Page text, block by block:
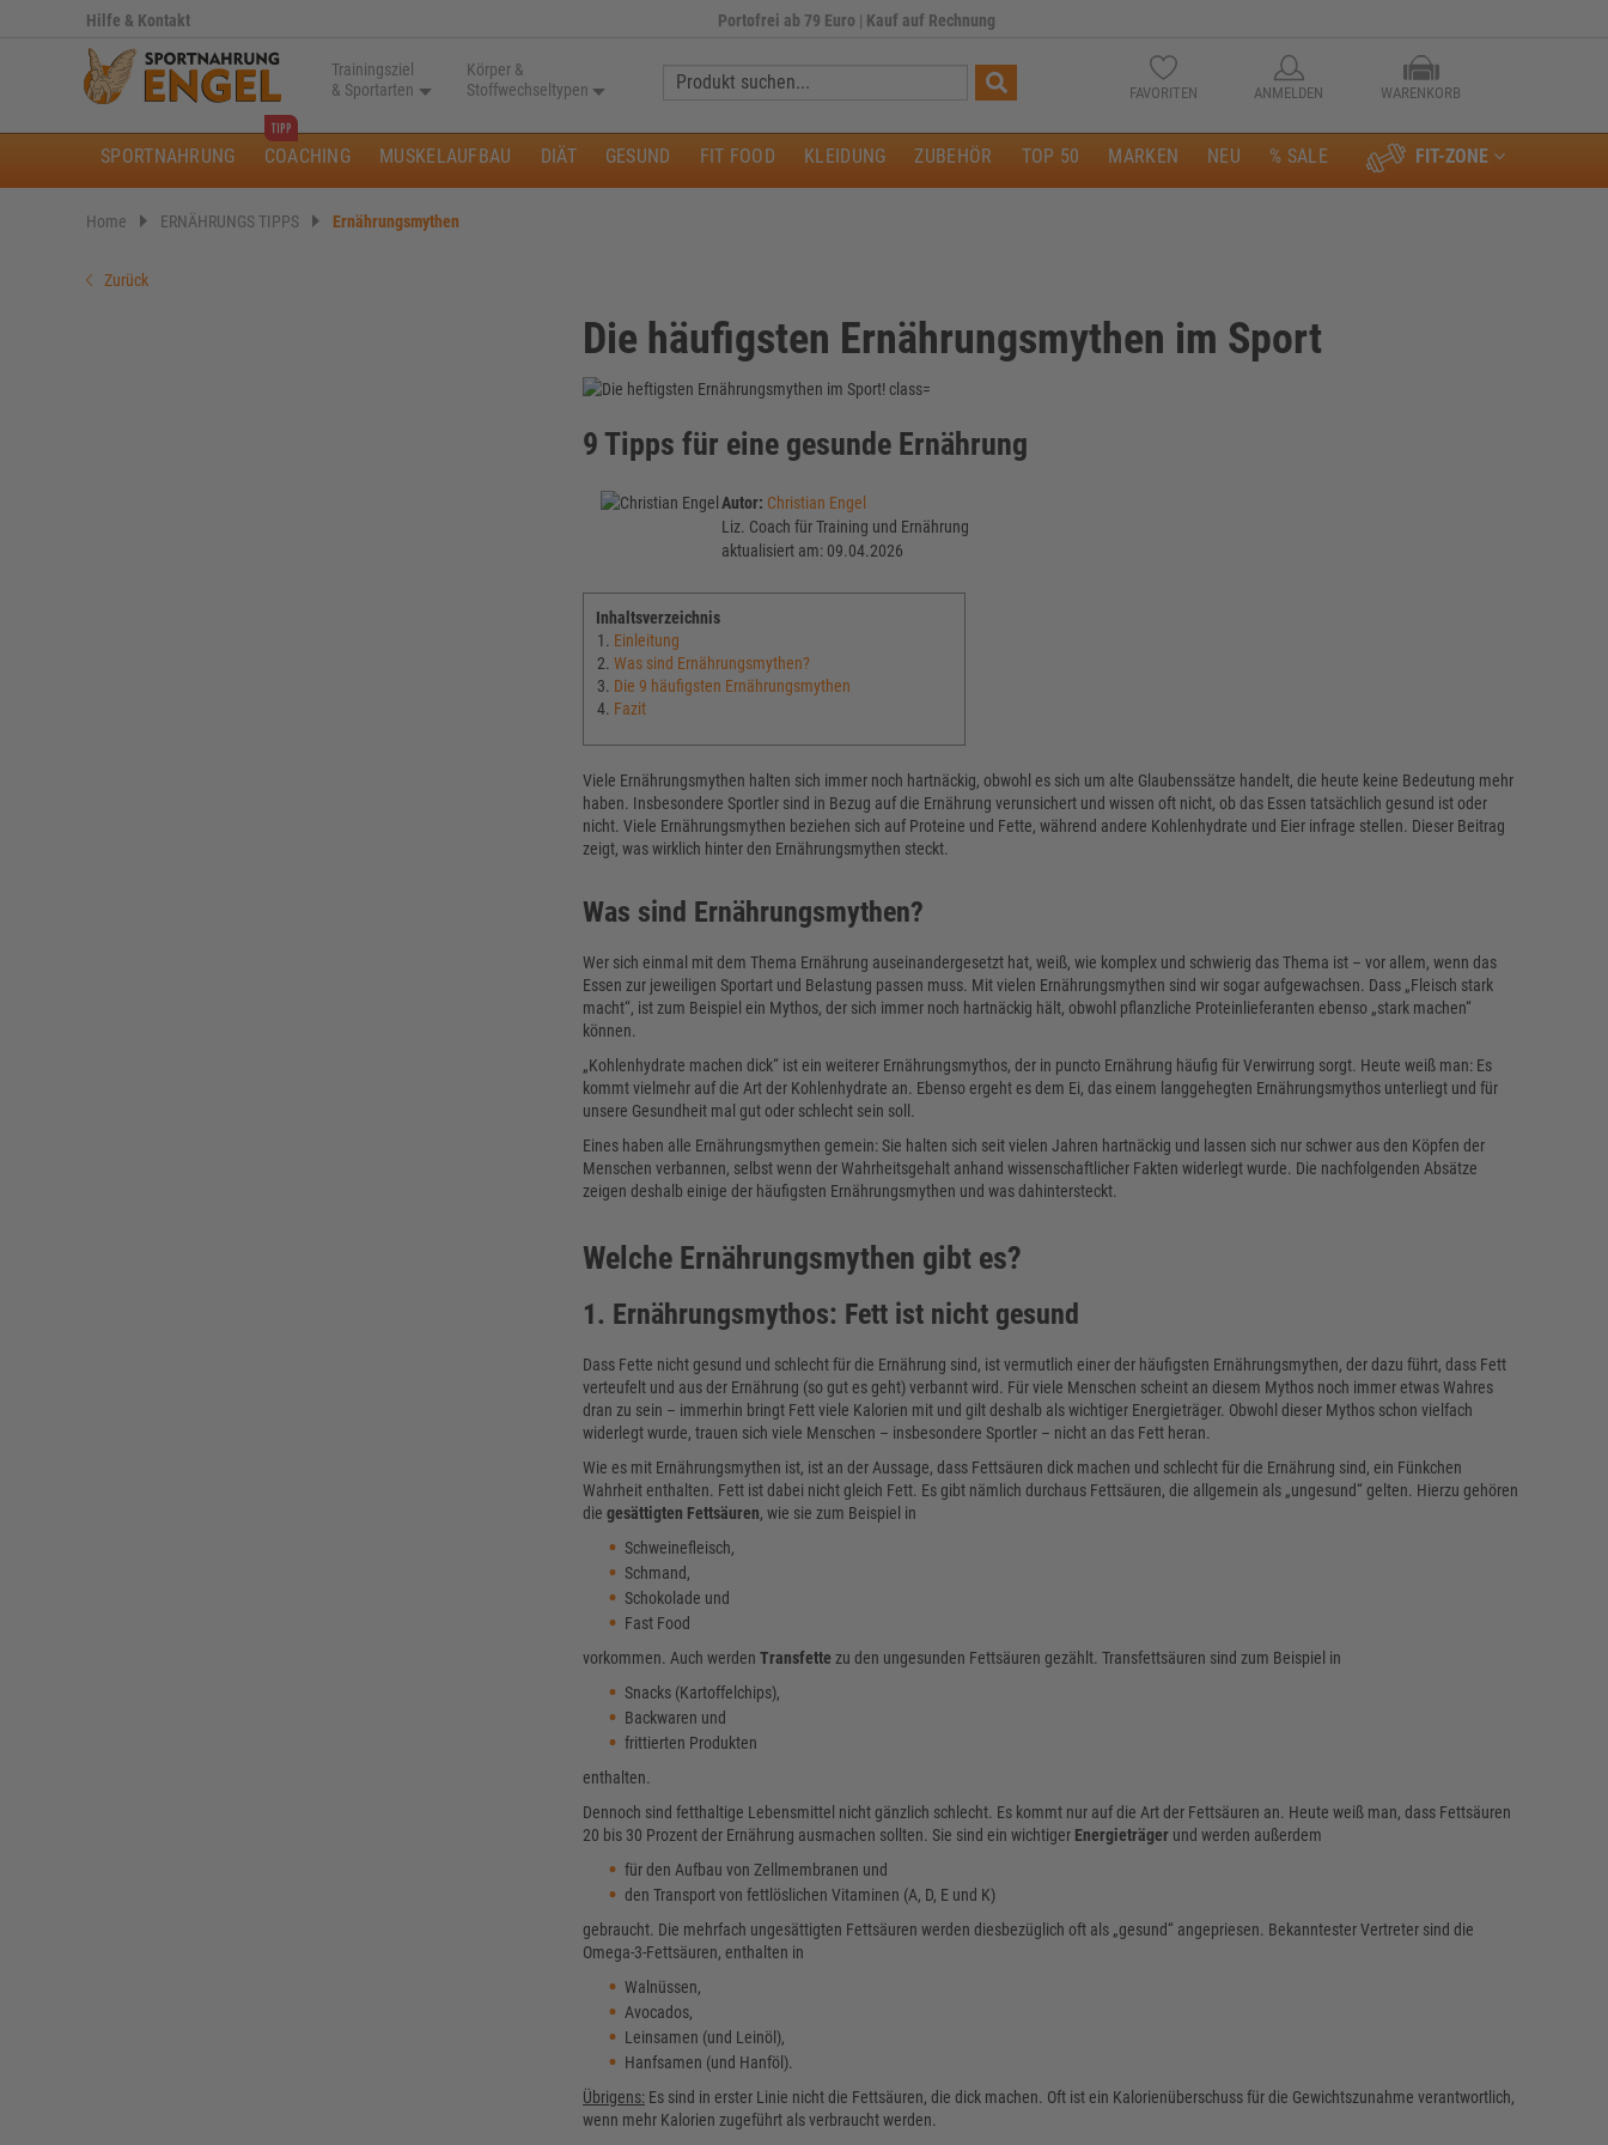
Hilfe & Kontakt Portofrei ab 79 Euro | Kauf auf Rechnung
Trainingsziel
& Sportarten
Körper &
Stoffwechseltypen
Suche:
FAVORITEN ANMELDEN WARENKORB
FIT-ZONE
SPORTNAHRUNG COACHING MUSKELAUFBAU DIÄT GESUND FIT FOOD KLEIDUNG ZUBEHÖR TOP 50 MARKEN NEU % SALE
Home ERNÄHRUNGS TIPPS Ernährungsmythen
Zurück
Die häufigsten Ernährungsmythen im Sport
9 Tipps für eine gesunde Ernährung
Autor: Christian Engel
Liz. Coach für Training und Ernährung
aktualisiert am: 09.04.2026
Inhaltsverzeichnis
Einleitung
Was sind Ernährungsmythen?
Die 9 häufigsten Ernährungsmythen
Fazit
Viele Ernährungsmythen halten sich immer noch hartnäckig, obwohl es sich um alte Glaubenssätze handelt, die heute keine Bedeutung mehr
haben. Insbesondere Sportler sind in Bezug auf die Ernährung verunsichert und wissen oft nicht, ob das Essen tatsächlich gesund ist oder
nicht. Viele Ernährungsmythen beziehen sich auf Proteine und Fette, während andere Kohlenhydrate und Eier infrage stellen. Dieser Beitrag
zeigt, was wirklich hinter den Ernährungsmythen steckt.
Was sind Ernährungsmythen?
Wer sich einmal mit dem Thema Ernährung auseinandergesetzt hat, weiß, wie komplex und schwierig das Thema ist – vor allem, wenn das
Essen zur jeweiligen Sportart und Belastung passen muss. Mit vielen Ernährungsmythen sind wir sogar aufgewachsen. Dass „Fleisch stark
macht“, ist zum Beispiel ein Mythos, der sich immer noch hartnäckig hält, obwohl pflanzliche Proteinlieferanten ebenso „stark machen“
können.
„Kohlenhydrate machen dick“ ist ein weiterer Ernährungsmythos, der in puncto Ernährung häufig für Verwirrung sorgt. Heute weiß man: Es
kommt vielmehr auf die Art der Kohlenhydrate an. Ebenso ergeht es dem Ei, das einem langgehegten Ernährungsmythos unterliegt und für
unsere Gesundheit mal gut oder schlecht sein soll.
Eines haben alle Ernährungsmythen gemein: Sie halten sich seit vielen Jahren hartnäckig und lassen sich nur schwer aus den Köpfen der
Menschen verbannen, selbst wenn der Wahrheitsgehalt anhand wissenschaftlicher Fakten widerlegt wurde. Die nachfolgenden Absätze
zeigen deshalb einige der häufigsten Ernährungsmythen und was dahintersteckt.
Welche Ernährungsmythen gibt es?
1. Ernährungsmythos: Fett ist nicht gesund
Dass Fette nicht gesund und schlecht für die Ernährung sind, ist vermutlich einer der häufigsten Ernährungsmythen, der dazu führt, dass Fett
verteufelt und aus der Ernährung (so gut es geht) verbannt wird. Für viele Menschen scheint an diesem Mythos noch immer etwas Wahres
dran zu sein – immerhin bringt Fett viele Kalorien mit und gilt deshalb als wichtiger Energieträger. Obwohl dieser Mythos schon vielfach
widerlegt wurde, trauen sich viele Menschen – insbesondere Sportler – nicht an das Fett heran.
Wie es mit Ernährungsmythen ist, ist an der Aussage, dass Fettsäuren dick machen und schlecht für die Ernährung sind, ein Fünkchen
Wahrheit enthalten. Fett ist dabei nicht gleich Fett. Es gibt nämlich durchaus Fettsäuren, die allgemein als „ungesund“ gelten. Hierzu gehören
die gesättigten Fettsäuren, wie sie zum Beispiel in
Schweinefleisch,
Schmand,
Schokolade und
Fast Food
vorkommen. Auch werden Transfette zu den ungesunden Fettsäuren gezählt. Transfettsäuren sind zum Beispiel in
Snacks (Kartoffelchips),
Backwaren und
frittierten Produkten
enthalten.
Dennoch sind fetthaltige Lebensmittel nicht gänzlich schlecht. Es kommt nur auf die Art der Fettsäuren an. Heute weiß man, dass Fettsäuren
20 bis 30 Prozent der Ernährung ausmachen sollten. Sie sind ein wichtiger Energieträger und werden außerdem
für den Aufbau von Zellmembranen und
den Transport von fettlöslichen Vitaminen (A, D, E und K)
gebraucht. Die mehrfach ungesättigten Fettsäuren werden diesbezüglich oft als „gesund“ angepriesen. Bekanntester Vertreter sind die
Omega-3-Fettsäuren, enthalten in
Walnüssen,
Avocados,
Leinsamen (und Leinöl),
Hanfsamen (und Hanföl).
Übrigens: Es sind in erster Linie nicht die Fettsäuren, die dick machen. Oft ist ein Kalorienüberschuss für die Gewichtszunahme verantwortlich,
wenn mehr Kalorien zugeführt als verbraucht werden.